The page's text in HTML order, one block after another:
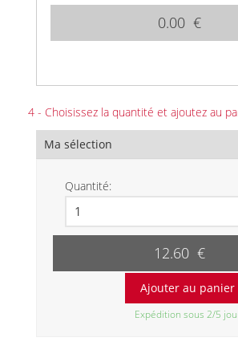
0.00 €
4 - Choisissez la quantité et ajoutez au
Ma sélection
Quantité:
12.60 €
Expédition sous 2/5